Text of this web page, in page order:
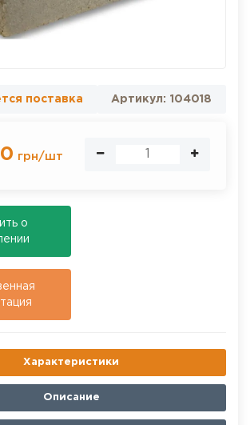
поставка Артикул: 104018
грн/шт
о
Характеристики
Описание